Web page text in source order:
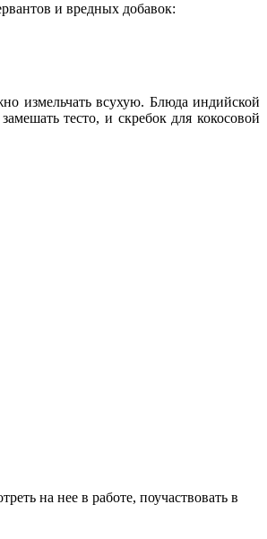
и вредных добавок:
измельчать всухую. Блюда индийской
тесто, и скребок для кокосовой
на нее в работе, поучаствовать в